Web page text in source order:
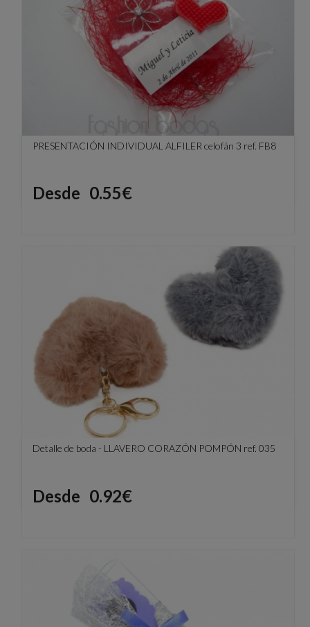
PRESENTACIÓN INDIVIDUAL ALFILER celofán 3 ref. FB8
Precio
Desde 0.55€
Detalle de boda - LLAVERO CORAZÓN POMPÓN ref. 035
Precio
Desde 0.92€